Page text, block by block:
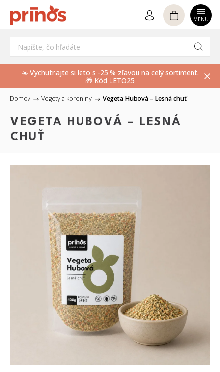
Hľadať
☀️ Vychutnajte si leto s -25 % zľavou na celý sortiment.
🎁 Kód LETO25
Domov / Vegety a koreniny / Vegeta Hubová – Lesná chuť
VEGETA HUBOVÁ – LESNÁ
CHUŤ